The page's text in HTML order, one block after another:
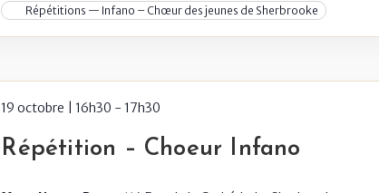
Répétitions — Infano – Chœur des jeunes de Sherbrooke
Répétition – Choeur Infano
19 octobre | 16h30 - 17h30